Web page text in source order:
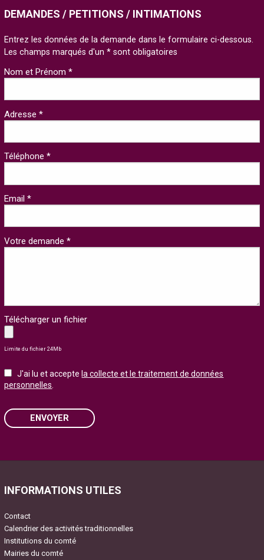
DEMANDES / PETITIONS / INTIMATIONS
Entrez les données de la demande dans le formulaire ci-dessous.
Les champs marqués d'un * sont obligatoires
Nom et Prénom *
Adresse *
Téléphone *
Email *
Votre demande *
Télécharger un fichier
Limite du fichier 24Mb
J'ai lu et accepte la collecte et le traitement de données
personnelles.
ENVOYER
INFORMATIONS UTILES
Contact
Calendrier des activités traditionnelles
Institutions du comté
Mairies du comté